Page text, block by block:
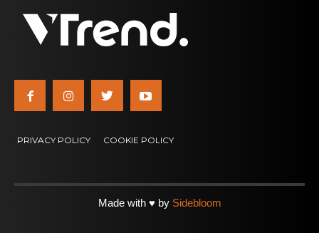
PRIVACY POLICY COOKIE POLICY
Made with ♥ by Sidebloom